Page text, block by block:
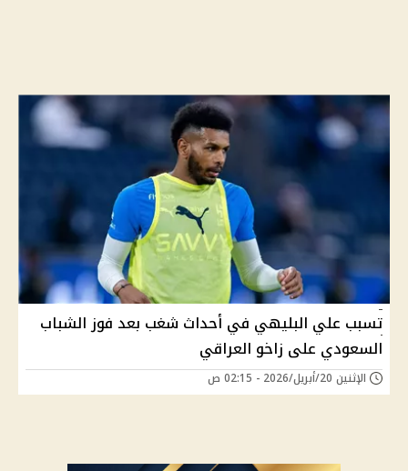
تسبب علي البليهي في أحداث شغب بعد فوز الشباب
السعودي على زاخو العراقي
الإثنين 20/أبريل/2026 - 02:15 ص